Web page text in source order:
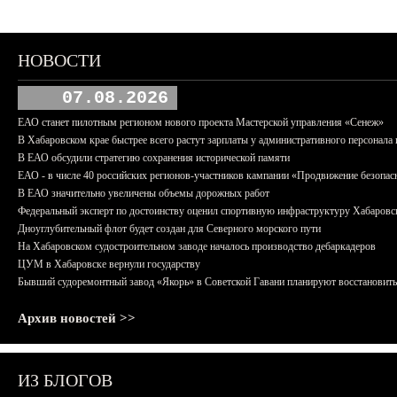
НОВОСТИ
07.08.2026
ЕАО станет пилотным регионом нового проекта Мастерской управления «Сенеж»
В Хабаровском крае быстрее всего растут зарплаты у административного персонала
В ЕАО обсудили стратегию сохранения исторической памяти
ЕАО - в числе 40 российских регионов-участников кампании «Продвижение
В ЕАО значительно увеличены объемы дорожных работ
Федеральный эксперт по достоинству оценил спортивную инфраструктуру
Дноуглубительный флот будет создан для Северного морского пути
На Хабаровском судостроительном заводе началось производство дебаркадеров
ЦУМ в Хабаровске вернули государству
Бывший судоремонтный завод «Якорь» в Советской Гавани планируют восстановить
Архив новостей >>
ИЗ БЛОГОВ